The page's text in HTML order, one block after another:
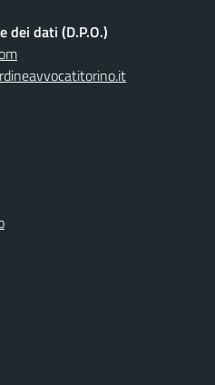
dei dati (D.P.O.)